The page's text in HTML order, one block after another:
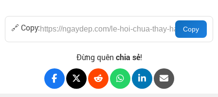
🔗 Copy:
Đừng quên chia sẻ!